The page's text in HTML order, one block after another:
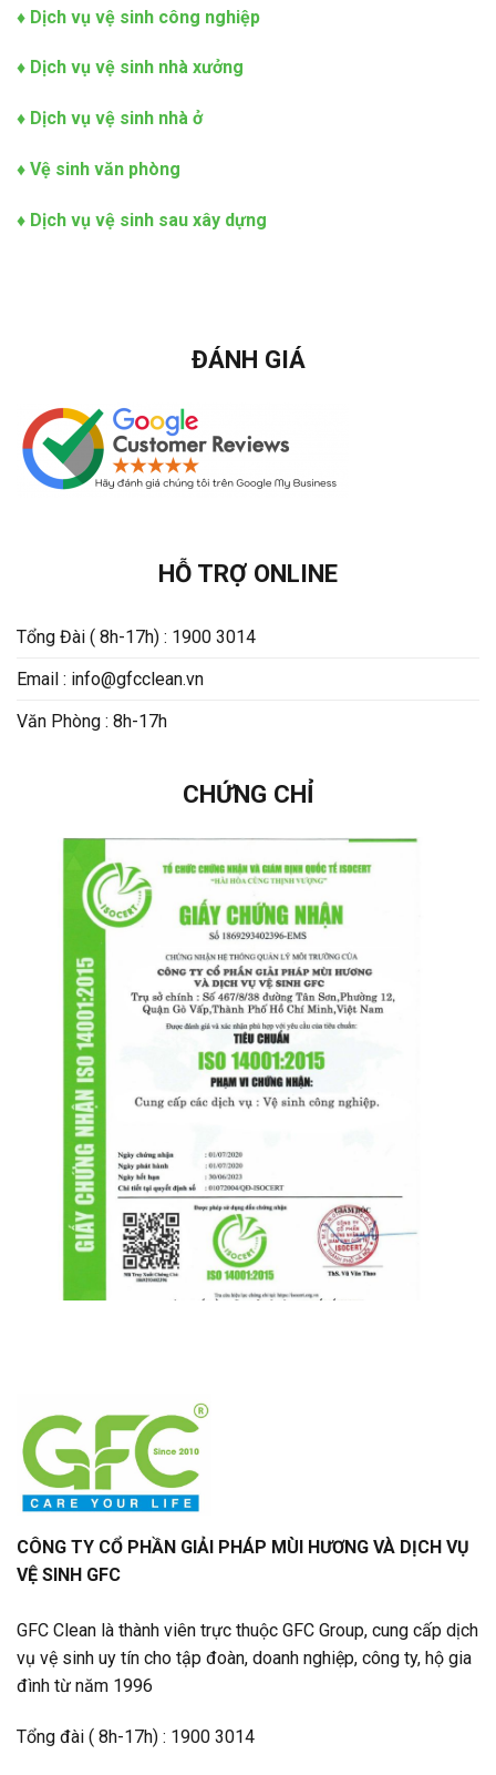
♦ Dịch vụ vệ sinh công nghiệp
♦ Dịch vụ vệ sinh nhà xưởng
♦ Dịch vụ vệ sinh nhà ở
♦ Vệ sinh văn phòng
♦ Dịch vụ vệ sinh sau xây dựng
ĐÁNH GIÁ
HỖ TRỢ ONLINE
Tổng Đài ( 8h-17h) : 1900 3014
Email : info@gfcclean.vn
Văn Phòng : 8h-17h
CHỨNG CHỈ
CÔNG TY CỔ PHẦN GIẢI PHÁP MÙI HƯƠNG VÀ DỊCH VỤ
VỆ SINH GFC
GFC Clean là thành viên trực thuộc GFC Group, cung cấp dịch
vụ vệ sinh uy tín cho tập đoàn, doanh nghiệp, công ty, hộ gia
đình từ năm 1996
Tổng đài ( 8h-17h) : 1900 3014